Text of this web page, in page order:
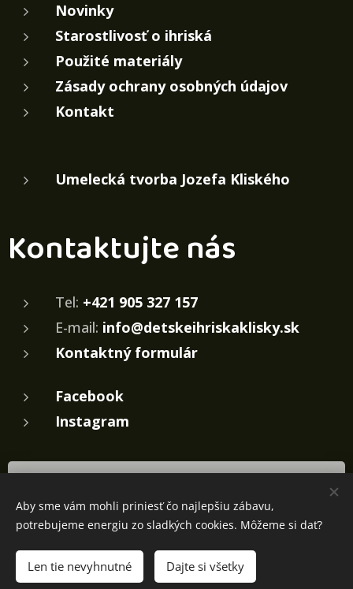
Novinky
Starostlivosť o ihriská
Použité materiály
Zásady ochrany osobných údajov
Kontakt
Umelecká tvorba Jozefa Kliského
Kontaktujte nás
Tel: +421 905 327 157
E-mail: info@detskeihriskaklisky.sk
Kontaktný formulár
Facebook
Instagram
ponuku
Tvorba webu Tina K. Cookies
Aby sme vám mohli priniesť čo najlepšiu zábavu,
potrebujeme energiu zo sladkých cookies. Môžeme si dať?
Len tie nevyhnutné Dajte si všetky